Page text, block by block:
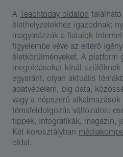
A Teachtoday oldalon
élethelyzetekhez igazodnak;
magyarázzák a fiatalok
figyelembe véve az eltérő
életkörülményeket. A platform
megoldásokat kínál szülőknek
egyaránt, olyan aktuális
adatvédelem, big data,
vagy a népszerű
témafeldolgozás változatos:
tippek, infografikák, magazin,
Két korosztályban
oldal.